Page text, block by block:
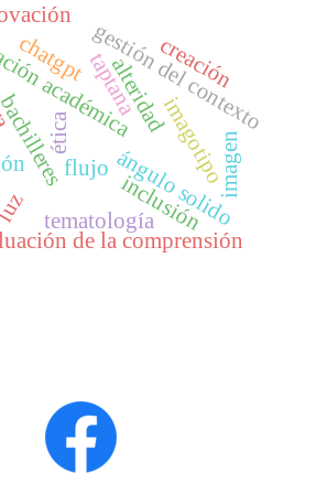
flujo ángulo solido
inclusión
académica
taptana
gestión del contexto
de la comprensión
alteridadimagotipoimagen
tematología
ética
chatgpt creación